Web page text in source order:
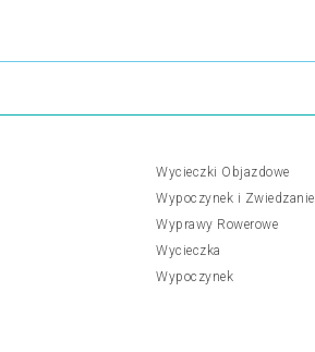
Wycieczki Objazdowe
Wypoczynek i Zwiedzanie
Wyprawy Rowerowe
Wycieczka
Wypoczynek